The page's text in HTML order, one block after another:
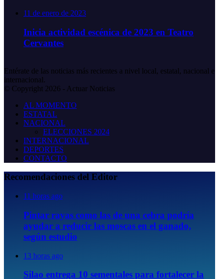
11 de enero de 2023
Inicia actividad escénica de 2023 en Teatro
Cervantes
Entérate de las noticias más recientes a nivel local, estatal, nacional e
internacional.
© Copyright 2026 - Actuar Noticias
AL MOMENTO
ESTATAL
NACIONAL
ELECCIONES 2024
INTERNACIONAL
DEPORTES
CONTACTO
Recomendaciones del Editor
11 horas ago
Pintar rayas como las de una cebra podría
ayudar a reducir las moscas en el ganado,
según estudio
13 horas ago
Silao entrega 10 sementales para fortalecer la